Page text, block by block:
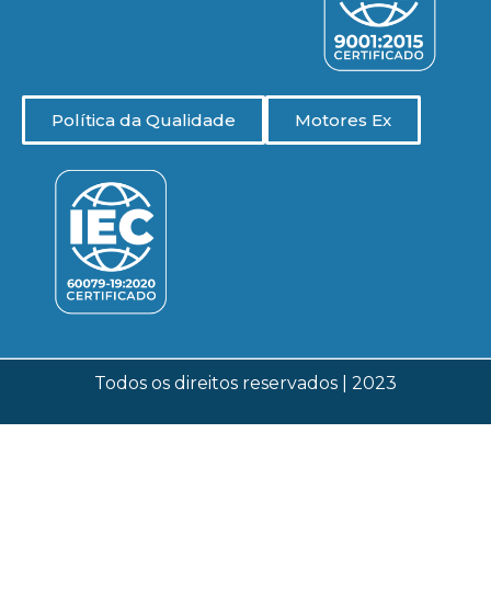
Política da Qualidade Motores Ex
Todos os direitos reservados | 2023